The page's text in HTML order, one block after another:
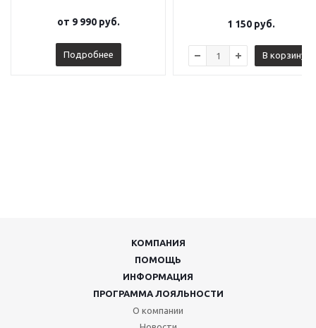
от 9 990 руб.
Подробнее
1 150руб.
В корзину
КОМПАНИЯ
ПОМОЩЬ
ИНФОРМАЦИЯ
ПРОГРАММА ЛОЯЛЬНОСТИ
О компании